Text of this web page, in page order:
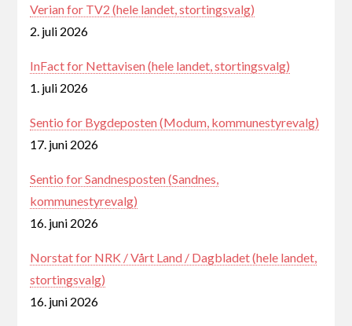
Verian for TV2 (hele landet, stortingsvalg)
2. juli 2026
InFact for Nettavisen (hele landet, stortingsvalg)
1. juli 2026
Sentio for Bygdeposten (Modum, kommunestyrevalg)
17. juni 2026
Sentio for Sandnesposten (Sandnes,
kommunestyrevalg)
16. juni 2026
Norstat for NRK / Vårt Land / Dagbladet (hele landet,
stortingsvalg)
16. juni 2026